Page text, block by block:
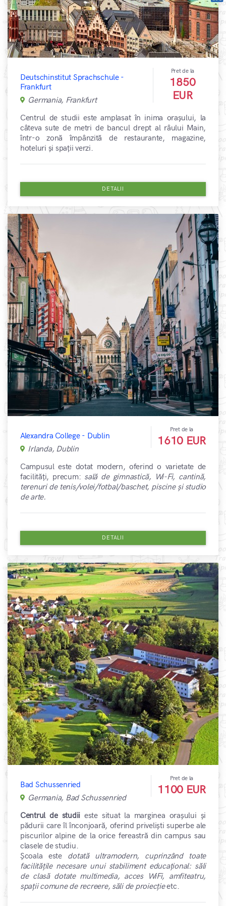
Deutschinstitut Sprachschule -
Frankfurt
Germania, Frankfurt
Pret de la
1850
EUR
Centrul de studii este amplasat în inima orașului, la
câteva sute de metri de bancul drept al râului Main,
într-o zonă împânzită de restaurante, magazine,
hoteluri și spații verzi.
DETALII
Alexandra College - Dublin
Irlanda, Dublin
Pret de la
1610 EUR
Campusul este dotat modern, oferind o varietate de
facilități, precum: sală de gimnastică, Wi-Fi, cantină,
terenuri de tenis/volei/fotbal/baschet, piscine și studio
de arte.
DETALII
Bad Schussenried
Germania, Bad Schussenried
Pret de la
1100 EUR
Centrul de studii este situat la marginea orașului și
pădurii care îl înconjoară, oferind priveliști superbe ale
piscurilor alpine de la orice fereastră din campus sau
clasele de studiu.
Școala este dotată ultramodern, cuprinzând toate
facilitățile necesare unui stabiliment educațional: săli
de clasă dotate multimedia, acces WiFi, amfiteatru,
spații comune de recreere, săli de proiecțieetc.